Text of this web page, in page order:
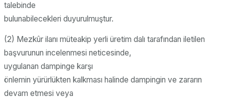
talebinde
bulunabilecekleri duyurulmuştur.
(2) Mezkûr ilanı müteakip yerli üretim dalı tarafından iletilen
başvurunun incelenmesi neticesinde,
uygulanan dampinge karşı
önlemin yürürlükten kalkması halinde dampingin ve zararın
devam etmesi veya